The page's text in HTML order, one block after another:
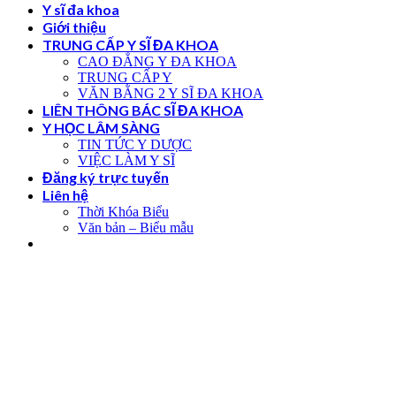
Y sĩ đa khoa
Giới thiệu
TRUNG CẤP Y SĨ ĐA KHOA
CAO ĐẲNG Y ĐA KHOA
TRUNG CẤP Y
VĂN BẰNG 2 Y SĨ ĐA KHOA
LIÊN THÔNG BÁC SĨ ĐA KHOA
Y HỌC LÂM SÀNG
TIN TỨC Y DƯỢC
VIỆC LÀM Y SĨ
Đăng ký trực tuyến
Liên hệ
Thời Khóa Biểu
Văn bản – Biểu mẫu